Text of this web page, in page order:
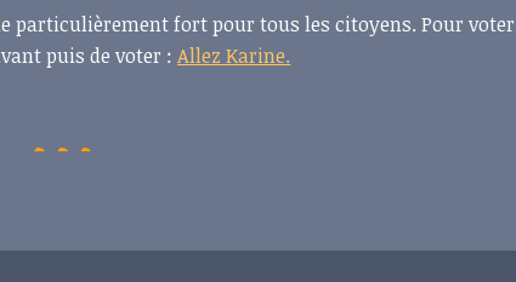
particulièrement fort pour tous les citoyens. Pour
puis de voter :Allez Karine.